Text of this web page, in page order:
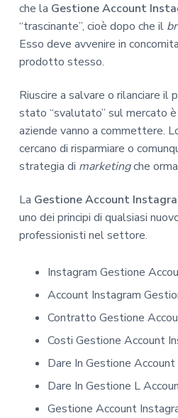
che la Gestione Account
“trascinante”, cioè dopo che il
Esso deve avvenire in
prodotto stesso.
Riuscire a salvare o rilanciare il
stato “svalutato” sul mercato
aziende vanno a commettere.
cercano di risparmiare o
strategia di marketingche
La Gestione Account
uno dei principi di qualsiasi
professionisti nel settore.
Instagram Gestione
Account Instagram
Contratto Gestione
Costi Gestione Account
Dare In Gestione
Dare In Gestione L
Gestione Account